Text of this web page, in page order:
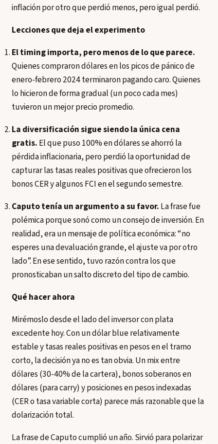
inflación por otro que perdió menos, pero igual perdió.
Lecciones que deja el experimento
El timing importa, pero menos de lo que parece.
Quienes compraron dólares en los picos de pánico de
enero-febrero 2024 terminaron pagando caro. Quienes
lo hicieron de forma gradual (un poco cada mes)
tuvieron un mejor precio promedio.
La diversificación sigue siendo la única cena
gratis. El que puso 100% en dólares se ahorró la
pérdida inflacionaria, pero perdió la oportunidad de
capturar las tasas reales positivas que ofrecieron los
bonos CER y algunos FCI en el segundo semestre.
Caputo tenía un argumento a su favor. La frase fue
polémica porque sonó como un consejo de inversión. En
realidad, era un mensaje de política económica: “no
esperes una devaluación grande, el ajuste va por otro
lado”. En ese sentido, tuvo razón contra los que
pronosticaban un salto discreto del tipo de cambio.
Qué hacer ahora
Mirémoslo desde el lado del inversor con plata
excedente hoy. Con un dólar blue relativamente
estable y tasas reales positivas en pesos en el tramo
corto, la decisión ya no es tan obvia. Un mix entre
dólares (30-40% de la cartera), bonos soberanos en
dólares (para carry) y posiciones en pesos indexadas
(CER o tasa variable corta) parece más razonable que la
dolarización total.
La frase de Caputo cumplió un año. Sirvió para polarizar